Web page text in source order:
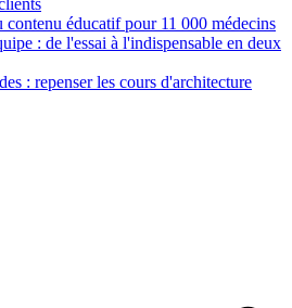
contenu éducatif pour 11 000 médecins
: de l'essai à l'indispensable en deux
: repenser les cours d'architecture